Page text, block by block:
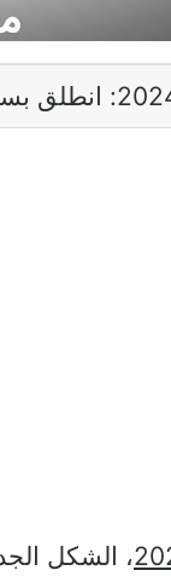
، الشكل